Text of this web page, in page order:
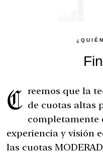
Creemos que la teoría de que un sistema de cuotas altas
completamente
experiencia y visión
las cuotas